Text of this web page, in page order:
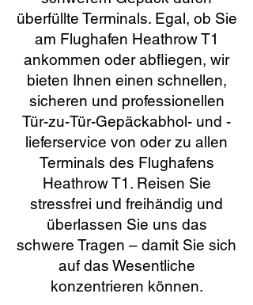
überfüllte Terminals. Egal, ob Sie
am Flughafen Heathrow T1
ankommen oder abfliegen, wir
bieten Ihnen einen schnellen,
sicheren und professionellen
Tür-zu-Tür-Gepäckabhol- und -
lieferservice von oder zu allen
Terminals des Flughafens
Heathrow T1. Reisen Sie
stressfrei und freihändig und
überlassen Sie uns das
schwere Tragen – damit Sie sich
auf das Wesentliche
konzentrieren können.